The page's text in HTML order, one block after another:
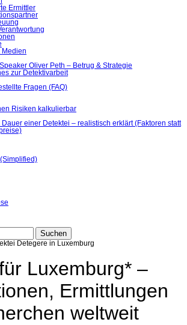
Ermittler
Medien
Oliver Peth – Betrug & Strategie
zur Detektivarbeit
Fragen (FAQ)
Risiken kalkulierbar
Dauer einer Detektei – realistisch erklärt (Faktoren statt
Luxemburg* –
Ermittlungen
weltweit